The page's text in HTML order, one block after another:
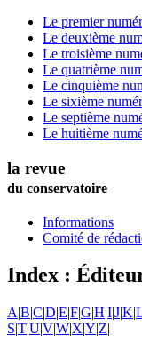
Le premier
Le deuxième
Le troisième
Le quatrième
Le cinquième
Le sixième
Le septième
Le huitième
la revue
du conservatoire
Informations
Comité de
Index :
A|B|C|D|E|F|G|H|I|J|K|
S|T|U|V|W|X|Y|Z|